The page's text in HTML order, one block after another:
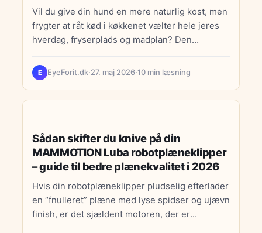
Vil du give din hund en mere naturlig kost, men
frygter at råt kød i køkkenet vælter hele jeres
hverdag, fryserplads og madplan? Den…
E EyeForit.dk·27. maj 2026·10 min læsning
Sådan skifter du knive på din
MAMMOTION Luba robotplæneklipper
– guide til bedre plænekvalitet i 2026
Hvis din robotplæneklipper pludselig efterlader
en “fnulleret” plæne med lyse spidser og ujævn
finish, er det sjældent motoren, der er